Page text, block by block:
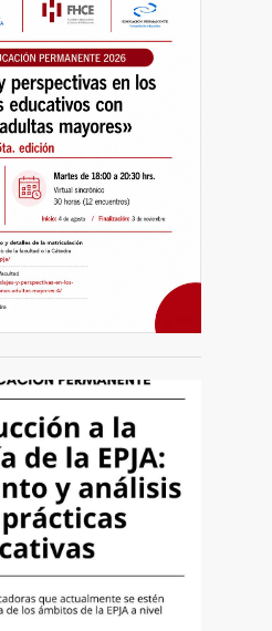
Permanente 2026:
en los procesos
adultas mayores»